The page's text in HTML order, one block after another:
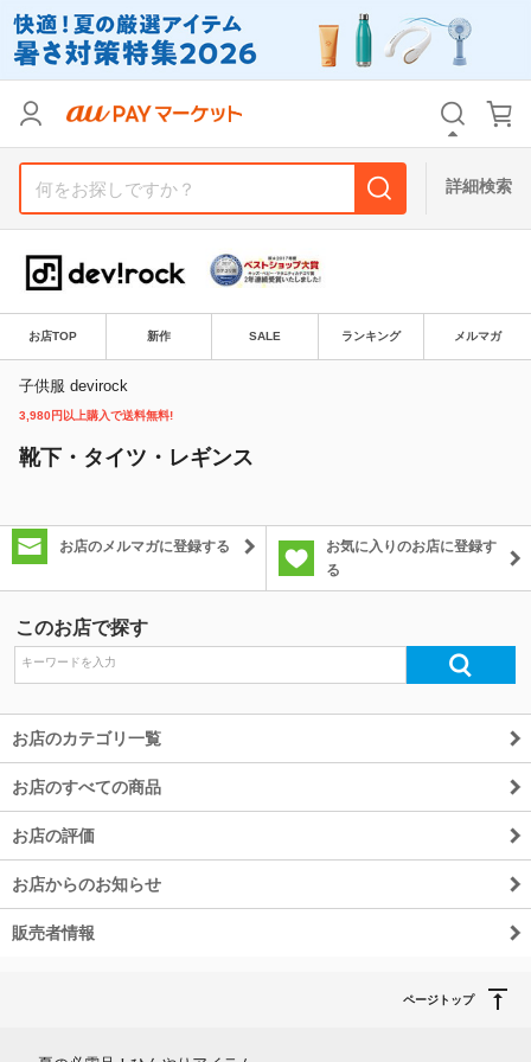
詳細検索
お店TOP 新作 SALE ランキング メルマガ
子供服 devirock
3,980円以上購入で送料無料!
靴下・タイツ・レギンス
お店のメルマガに登録する
お気に入りのお店に登録す
る
このお店で探す
お店のカテゴリ一覧
お店のすべての商品
お店の評価
お店からのお知らせ
販売者情報
ページトップ
支払い方法
その他の条件
送料無料 タイムセール
Pontaパス特典対象すべて
除外ワード